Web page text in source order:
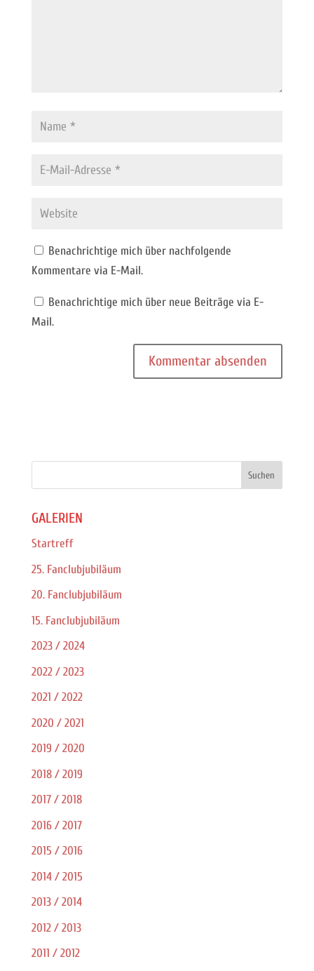
Benachrichtige mich über nachfolgende
Kommentare via E-Mail.
Benachrichtige mich über neue Beiträge via E-
Mail.
GALERIEN
Startreff
25. Fanclubjubiläum
20. Fanclubjubiläum
15. Fanclubjubiläum
2023 / 2024
2022 / 2023
2021 / 2022
2020 / 2021
2019 / 2020
2018 / 2019
2017 / 2018
2016 / 2017
2015 / 2016
2014 / 2015
2013 / 2014
2012 / 2013
2011 / 2012